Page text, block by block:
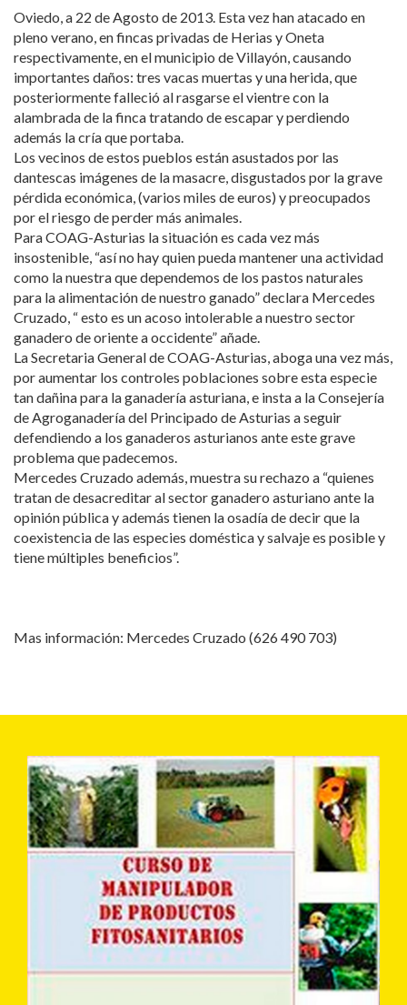
Oviedo, a 22 de Agosto de 2013. Esta vez han atacado en
pleno verano, en fincas privadas de Herias y Oneta
respectivamente, en el municipio de Villayón, causando
importantes daños: tres vacas muertas y una herida, que
posteriormente falleció al rasgarse el vientre con la
alambrada de la finca tratando de escapar y perdiendo
además la cría que portaba.
Los vecinos de estos pueblos están asustados por las
dantescas imágenes de la masacre, disgustados por la grave
pérdida económica, (varios miles de euros) y preocupados
por el riesgo de perder más animales.
Para COAG-Asturias la situación es cada vez más
insostenible, “así no hay quien pueda mantener una actividad
como la nuestra que dependemos de los pastos naturales
para la alimentación de nuestro ganado” declara Mercedes
Cruzado, “ esto es un acoso intolerable a nuestro sector
ganadero de oriente a occidente” añade.
La Secretaria General de COAG-Asturias, aboga una vez más,
por aumentar los controles poblaciones sobre esta especie
tan dañina para la ganadería asturiana, e insta a la Consejería
de Agroganadería del Principado de Asturias a seguir
defendiendo a los ganaderos asturianos ante este grave
problema que padecemos.
Mercedes Cruzado además, muestra su rechazo a “quienes
tratan de desacreditar al sector ganadero asturiano ante la
opinión pública y además tienen la osadía de decir que la
coexistencia de las especies doméstica y salvaje es posible y
tiene múltiples beneficios”.
Mas información: Mercedes Cruzado (626 490 703)